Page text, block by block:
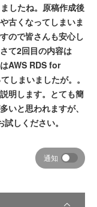
したね。原稿作成後
古くなってしまいま
ので皆さんも安心し
て2回目の内容は
AWS RDS for
しまいましたが。。
明します。とても簡
いと思われますが、
しください。
通知